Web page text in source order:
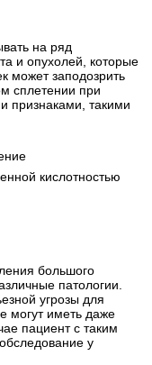
на ряд
и опухолей, которые
может заподозрить
сплетении при
признаками, такими
кислотностью
большого
патологии.
угрозы для
могут иметь даже
пациент с таким
у